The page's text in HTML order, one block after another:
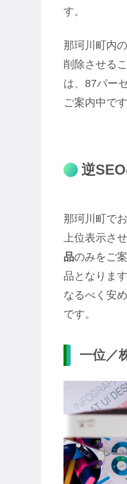
す。
那珂川町内
削除させる
は、87パー
ご案内中で
逆
那珂川町で
上位表示さ
品のみをご
品となりま
なるべく安
です。
一位／